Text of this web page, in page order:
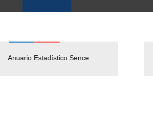
Anuario Estadístico Sence
Solicitud Audiencias y